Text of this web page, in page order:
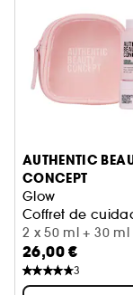
AUTHENTIC
CONCEPT
Glow
Coffret de
2 x 50 ml + 30 ml
26,00 €
3